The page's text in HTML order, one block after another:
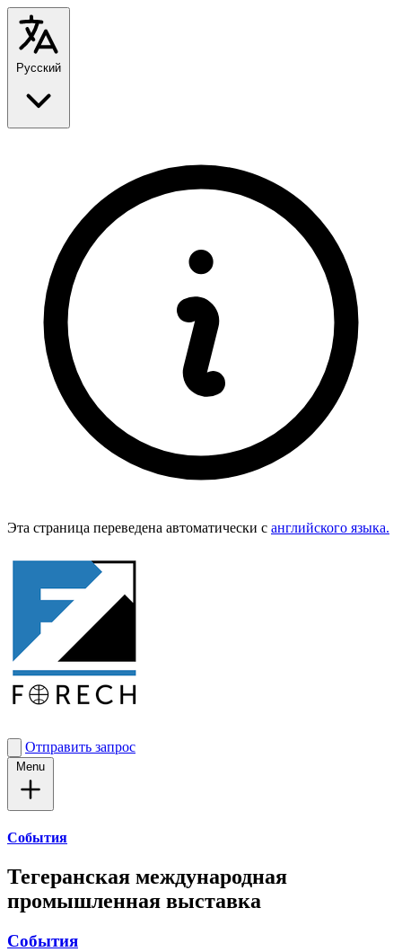
Эта страница переведена автоматически с английского языка.
Отправить запрос
События
Тегеранская международная
промышленная выставка
События